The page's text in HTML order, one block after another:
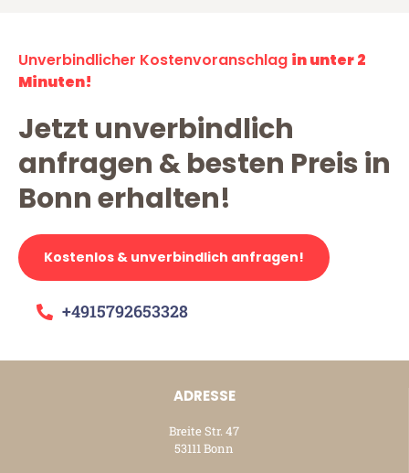
Unverbindlicher Kostenvoranschlag in unter 2
Minuten!
Jetzt unverbindlich
anfragen & besten Preis in
Bonn erhalten!
Kostenlos & unverbindlich anfragen!
+4915792653328
ADRESSE
Breite Str. 47
53111 Bonn